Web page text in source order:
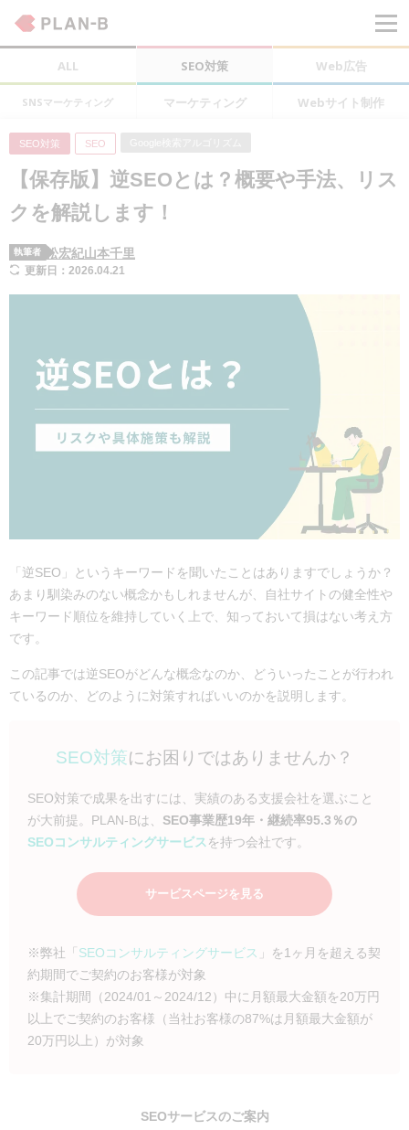
ALL SEO対策 Web広告
SNSマーケティング マーケティング Webサイト制作
SEO対策 SEO
【保存版】逆SEOとは？概要や手法、リス
クを解説します！
執筆者 松宏紀山本千里
更新日：2026.04.21
「逆SEO」というキーワードを聞いたことはありますでしょうか？
あまり馴染みのない概念かもしれませんが、自社サイトの健全性や
キーワード順位を維持していく上で、知っておいて損はない考え方
です。
この記事では逆SEOがどんな概念なのか、どういったことが行われ
ているのか、どのように対策すればいいのかを説明します。
SEO対策にお困りではありませんか？
SEO対策で成果を出すには、実績のある支援会社を選ぶこと
が大前提。PLAN-Bは、 SEO事業歴19年・継続率95.3％の
SEOコンサルティングサービス を持つ会社です。
サービスページを見る
※弊社「 SEOコンサルティングサービス 」を1ヶ月を超える契
約期間でご契約のお客様が対象
※集計期間（2024/01～2024/12）中に月額最大金額を20万円
以上でご契約のお客様（当社お客様の87%は月額最大金額が
20万円以上）が対象
SEOサービスのご案内